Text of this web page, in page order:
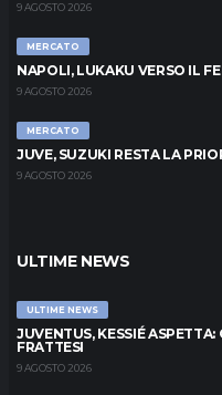
9 AGOSTO 2026
MERCATO
NAPOLI, LUKAKU VERSO IL
9 AGOSTO 2026
MERCATO
JUVE, SUZUKI RESTA LA
9 AGOSTO 2026
ULTIME NEWS
ULTIME NEWS
JUVENTUS, KESSIÉ
FRATTESI
9 AGOSTO 2026